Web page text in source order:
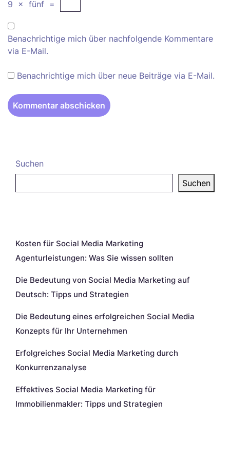
9 × fünf =
Benachrichtige mich über nachfolgende Kommentare
via E-Mail.
Benachrichtige mich über neue Beiträge via E-Mail.
Suchen
Suchen
Kosten für Social Media Marketing
Agenturleistungen: Was Sie wissen sollten
Die Bedeutung von Social Media Marketing auf
Deutsch: Tipps und Strategien
Die Bedeutung eines erfolgreichen Social Media
Konzepts für Ihr Unternehmen
Erfolgreiches Social Media Marketing durch
Konkurrenzanalyse
Effektives Social Media Marketing für
Immobilienmakler: Tipps und Strategien